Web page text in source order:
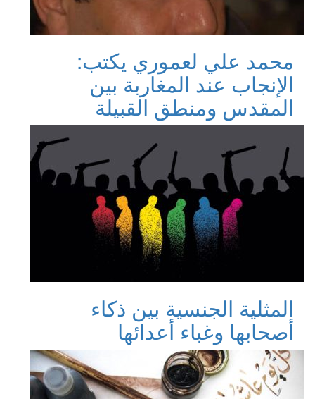
محمد علي لعموري يكتب:
الإنجاب عند المغاربة بين
المقدس ومنطق القبيلة
المثلية الجنسية بين ذكاء
أصحابها وغباء أعدائها